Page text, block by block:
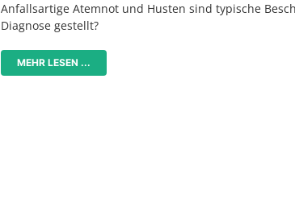
Anfallsartige Atemnot und Husten sind typische
Diagnose gestellt?
MEHR LESEN ...